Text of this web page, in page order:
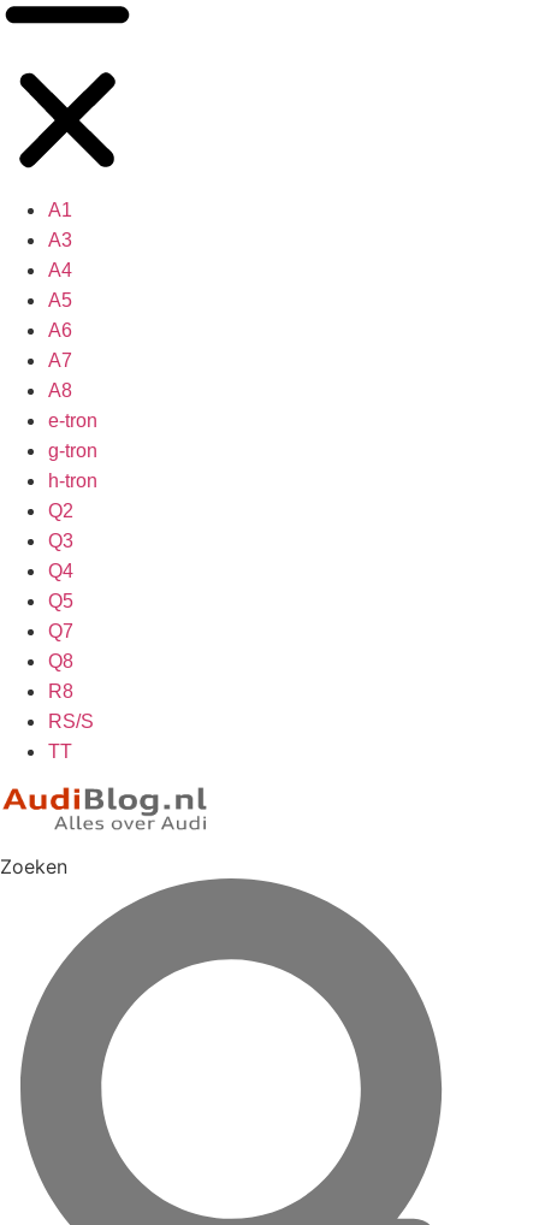
A1
A3
A4
A5
A6
A7
A8
e-tron
g-tron
h-tron
Q2
Q3
Q4
Q5
Q7
Q8
R8
RS/S
TT
Zoeken